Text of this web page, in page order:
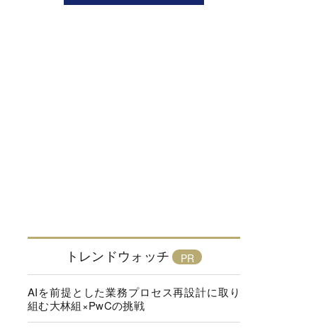
トレンドウォッチ
AIを前提とした業務プロセス再設計に取り
組む大林組×PwCの挑戦